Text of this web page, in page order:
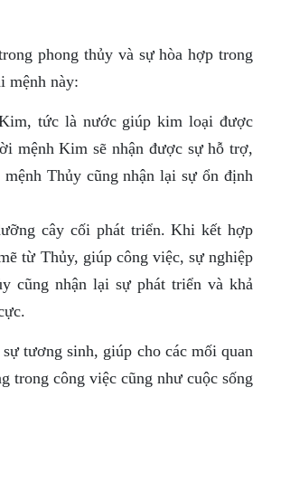
phong thủy và sự hòa hợp trong
mệnh này:
tức là nước giúp kim loại được
mệnh Kim sẽ nhận được sự hỗ trợ,
Thủy cũng nhận lại sự ổn định
cây cối phát triển. Khi kết hợp
từ Thủy, giúp công việc, sự nghiệp
cũng nhận lại sự phát triển và khả
tương sinh, giúp cho các mối quan
trong công việc cũng như cuộc sống